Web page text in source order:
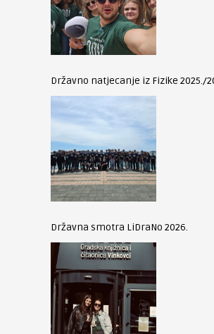
Državno natjecanje iz Fizike 2025./
Državna smotra LiDraNo 2026.